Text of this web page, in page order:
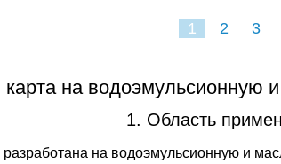
1 2 3
карта на водоэмульсионную
1. Область
разработана на водоэмульсионную и